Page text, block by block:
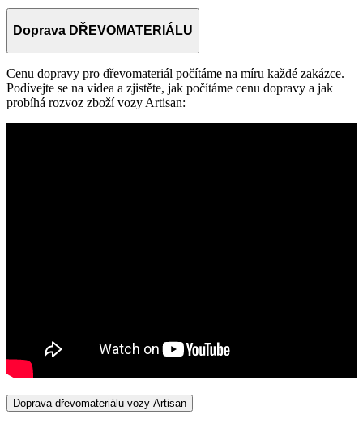
Doprava DŘEVOMATERIÁLU
Cenu dopravy pro dřevomateriál počítáme na míru každé zakázce.
Podívejte se na videa a zjistěte, jak počítáme cenu dopravy a jak
probíhá rozvoz zboží vozy Artisan:
Doprava dřevomateriálu vozy Artisan